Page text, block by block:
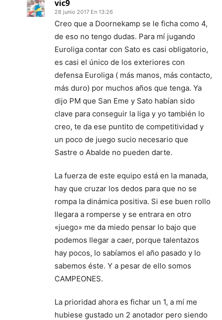
vic9
28 junio 2017 En 13:26
Creo que a Doornekamp se le ficha como 4,
de eso no tengo dudas. Para mí jugando
Euroliga contar con Sato es casi obligatorio,
es casi el único de los exteriores con
defensa Euroliga ( más manos, más contacto,
más duro) por muchos años que tenga. Ya
dijo PM que San Eme y Sato habían sido
clave para conseguir la liga y yo también lo
creo, te da ese puntito de competitividad y
un poco de juego sucio necesario que
Sastre o Abalde no pueden darte.
La fuerza de este equipo está en la manada,
hay que cruzar los dedos para que no se
rompa la dinámica positiva. Si ese buen rollo
llegara a romperse y se entrara en otro
«juego» me da miedo pensar lo bajo que
podemos llegar a caer, porque talentazos
hay pocos, lo sabíamos el año pasado y lo
sabemos éste. Y a pesar de ello somos
CAMPEONES.
La prioridad ahora es fichar un 1, a mí me
hubiese gustado un 2 anotador pero siendo